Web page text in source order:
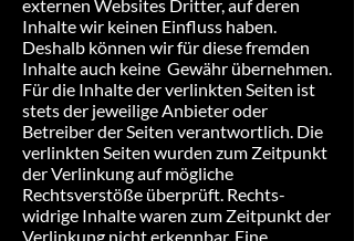
externen Websites Dritter, auf deren
Inhalte wir keinen Einfluss haben.
Deshalb können wir für diese fremden
Inhalte auch keine Gewähr übernehmen.
Für die Inhalte der verlinkten Seiten ist
stets der jeweilige Anbieter oder
Betreiber der Seiten verantwortlich. Die
verlinkten Seiten wurden zum Zeitpunkt
der Verlinkung auf mögliche
Rechtsverstöße überprüft. Rechts-
widrige Inhalte waren zum Zeitpunkt der
Verlinkung nicht erkennbar. Eine